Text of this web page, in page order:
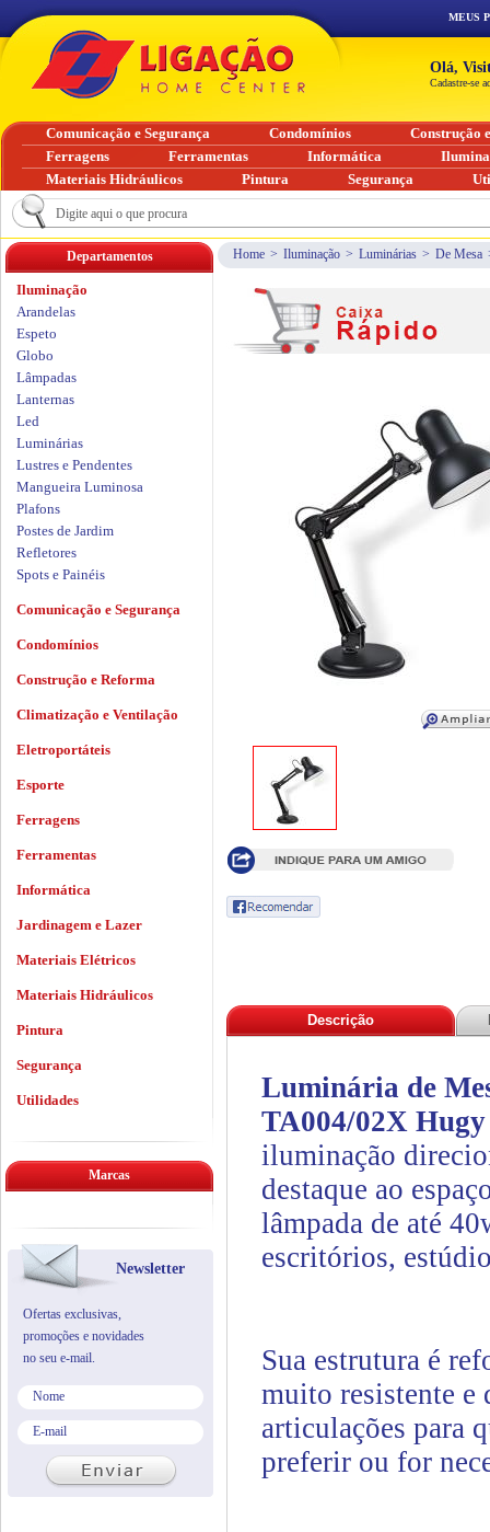
Home > Iluminação > Luminárias > De Mesa
Descrição
Luminária de
TA004/02X Hugy
iluminação
destaque ao
lâmpada de até
escritórios,
Sua estrutura é
muito resistente
articulações para
preferir ou for
Departamentos
Iluminação
Arandelas
Espeto
Globo
Lâmpadas
Lanternas
Led
Luminárias
Lustres e Pendentes
Mangueira Luminosa
Plafons
Postes de Jardim
Refletores
Spots e Painéis
Comunicação e Segurança
Condomínios
Construção e Reforma
Climatização e Ventilação
Eletroportáteis
Esporte
Ferragens
Ferramentas
Informática
Jardinagem e Lazer
Materiais Elétricos
Materiais Hidráulicos
Pintura
Segurança
Utilidades
Marcas
Newsletter
Ofertas exclusivas,
promoções e novidades
no seu e-mail.
MEUS
Olá,
Cadastre-se
Comunicação e Segurança Condomínios
Construção
Ferragens
Ferramentas Informática
Materiais Hidráulicos
Pintura Segurança